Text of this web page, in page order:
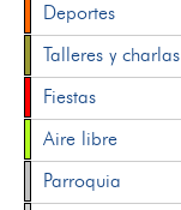
Deportes
Talleres y charlas
Fiestas
Aire libre
Parroquia